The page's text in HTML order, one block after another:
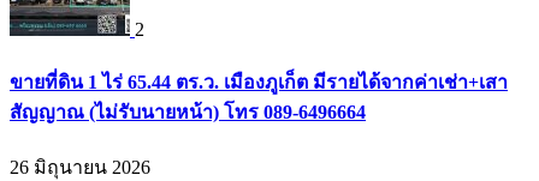
2
ขายที่ดิน 1 ไร่ 65.44 ตร.ว. เมืองภูเก็ต มีรายได้จากค่าเช่า+เสา
สัญญาณ (ไม่รับนายหน้า) โทร 089-6496664
26 มิถุนายน 2026